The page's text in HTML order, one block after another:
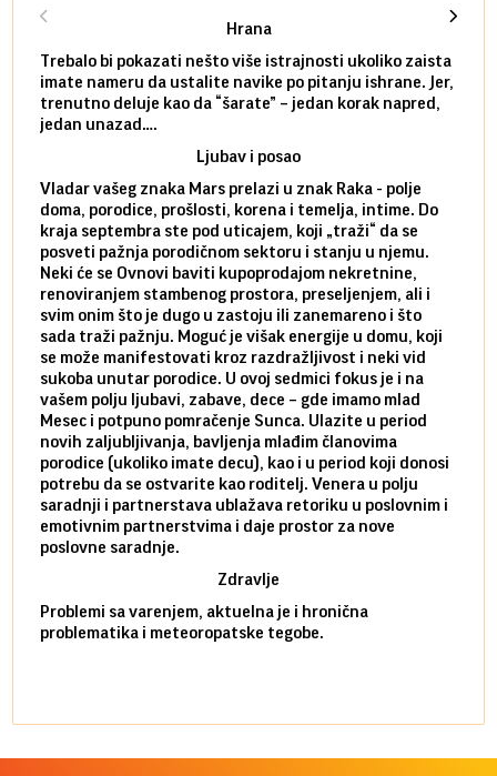
Hrana
Trebalo bi pokazati nešto više istrajnosti ukoliko zaista
imate nameru da ustalite navike po pitanju ishrane. Jer,
trenutno deluje kao da “šarate” – jedan korak napred,
jedan unazad….
Ljubav i posao
Vladar vašeg znaka Mars prelazi u znak Raka - polje
doma, porodice, prošlosti, korena i temelja, intime. Do
kraja septembra ste pod uticajem, koji „traži“ da se
posveti pažnja porodičnom sektoru i stanju u njemu.
Neki će se Ovnovi baviti kupoprodajom nekretnine,
renoviranjem stambenog prostora, preseljenjem, ali i
svim onim što je dugo u zastoju ili zanemareno i što
sada traži pažnju. Moguć je višak energije u domu, koji
se može manifestovati kroz razdražljivost i neki vid
sukoba unutar porodice. U ovoj sedmici fokus je i na
vašem polju ljubavi, zabave, dece – gde imamo mlad
Mesec i potpuno pomračenje Sunca. Ulazite u period
novih zaljubljivanja, bavljenja mlađim članovima
porodice (ukoliko imate decu), kao i u period koji donosi
potrebu da se ostvarite kao roditelj. Venera u polju
saradnji i partnerstava ublažava retoriku u poslovnim i
emotivnim partnerstvima i daje prostor za nove
poslovne saradnje.
Zdravlje
Problemi sa varenjem, aktuelna je i hronična
problematika i meteoropatske tegobe.